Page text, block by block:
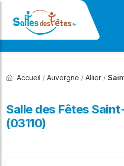
Accueil / Auvergne / Allier /
Salle des Fêtes
(03110)